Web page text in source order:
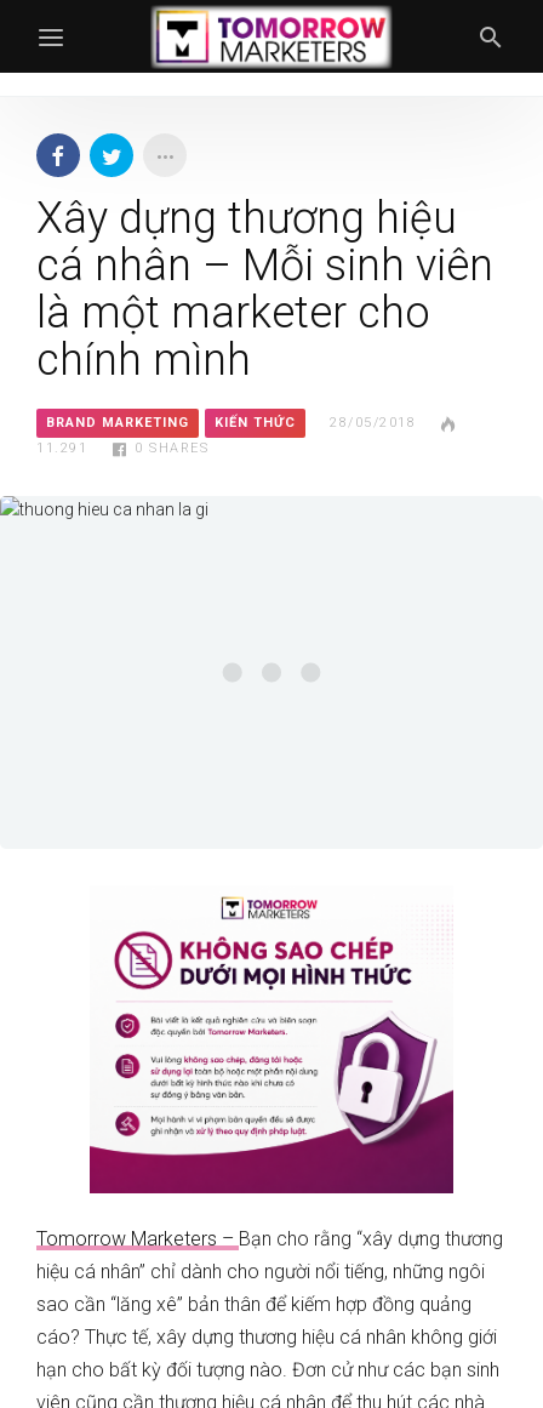
Xây dựng thương hiệu
cá nhân – Mỗi sinh viên
là một marketer cho
chính mình
BRAND MARKETING KIẾN THỨC
28/05/2018
11.291
0 SHARES
Tomorrow Marketers – Bạn cho rằng “xây dựng thương
hiệu cá nhân” chỉ dành cho người nổi tiếng, những ngôi
sao cần “lăng xê” bản thân để kiếm hợp đồng quảng
cáo? Thực tế, xây dựng thương hiệu cá nhân không giới
hạn cho bất kỳ đối tượng nào. Đơn cử như các bạn sinh
viên cũng cần thương hiệu cá nhân để thu hút các nhà